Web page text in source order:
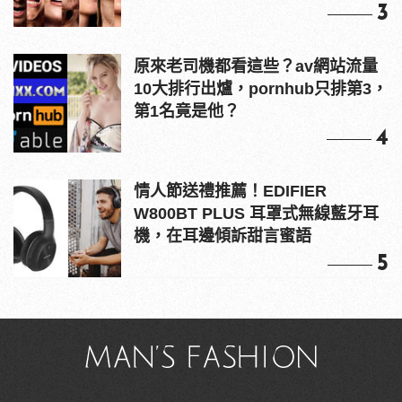
3
原來老司機都看這些？av網站流量
10大排行出爐，pornhub只排第3，
第1名竟是他？
4
情人節送禮推薦！EDIFIER
W800BT PLUS 耳罩式無線藍牙耳
機，在耳邊傾訴甜言蜜語
5